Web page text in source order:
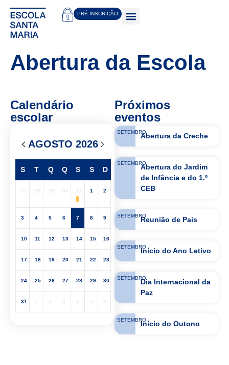
PRÉ-INSCRIÇÃO
Abertura da Escola
Calendário
escolar
AGOSTO 2026
S T Q Q S S D
1 2
3 4 5 6 7 8 9
10 11 12 13 14 15 16
17 18 19 20 21 22 23
24 25 26 27 28 29 30
31
Próximos
eventos
SETEMBROAbertura da Creche
SETEMBROAbertura do Jardim
de Infância e do 1.º
CEB
SETEMBROReunião de Pais
SETEMBROInício do Ano Letivo
SETEMBRODia Internacional da
Paz
SETEMBROInício do Outono